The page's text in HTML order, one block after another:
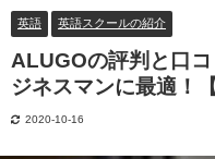
英語 英語スクールの紹介
ALUGOの評判と口
ジネスマンに最適！
2020-10-16